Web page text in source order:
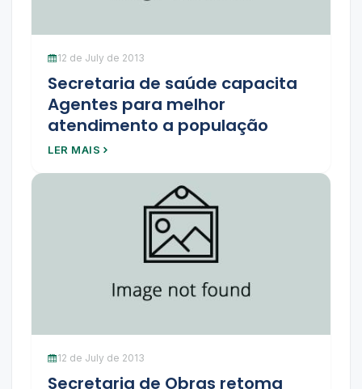
12 de July de 2013
Secretaria de saúde capacita
Agentes para melhor
atendimento a população
LER MAIS
12 de July de 2013
Secretaria de Obras retoma